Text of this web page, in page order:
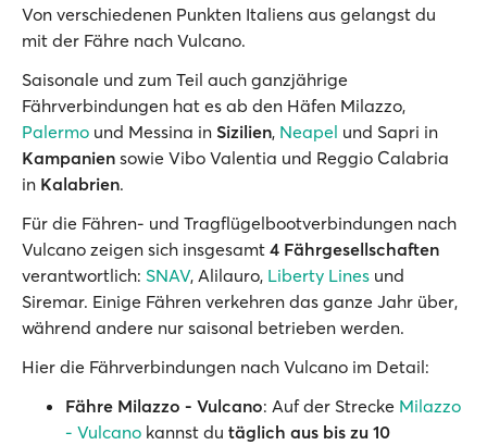
Von verschiedenen Punkten Italiens aus gelangst du
mit der Fähre nach Vulcano.
Saisonale und zum Teil auch ganzjährige
Fährverbindungen hat es ab den Häfen Milazzo,
Palermo und Messina in Sizilien, Neapel und Sapri in
Kampanien sowie Vibo Valentia und Reggio Calabria
in Kalabrien.
Für die Fähren- und Tragflügelbootverbindungen nach
Vulcano zeigen sich insgesamt 4 Fährgesellschaften
verantwortlich: SNAV, Alilauro, Liberty Lines und
Siremar. Einige Fähren verkehren das ganze Jahr über,
während andere nur saisonal betrieben werden.
Hier die Fährverbindungen nach Vulcano im Detail:
Fähre Milazzo - Vulcano: Auf der Strecke Milazzo
- Vulcano kannst du täglich aus bis zu 10